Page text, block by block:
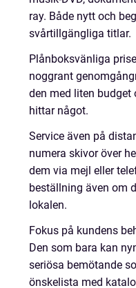
ray. Både nytt och
svårtillgängliga titlar.
Plånboksvänliga
noggrant
den med liten budget
hittar något.
Service även på
numera skivor över
dem via mejl eller
beställning även om
lokalen.
Fokus på kundens
Den som bara kan
seriösa bemötande
önskelista med